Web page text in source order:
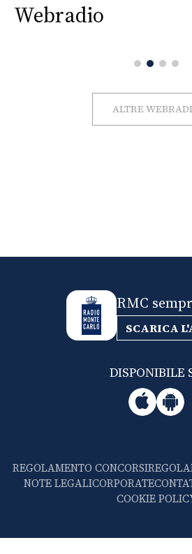
Webradio
ALTRE
RMC
SCARICA
DISPONIBILE
REGOLAMENTO CONCORSI
NOTE LEGALICORPORATE
COOKIE